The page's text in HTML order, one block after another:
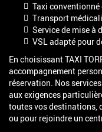
Taxi
Transport
Service de mise à
VSL adapté pour
En choisissant TAXI
accompagnement
réservation. Nos
aux exigences
toutes vos destinations,
ou pour rejoindre un